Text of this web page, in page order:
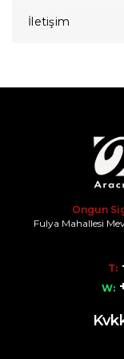
İletişim
Ongun
Fulya Mahallesi
T:
W: